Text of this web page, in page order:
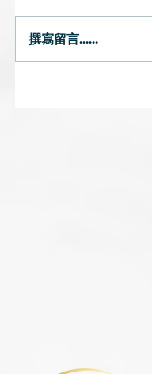
撰寫留言......